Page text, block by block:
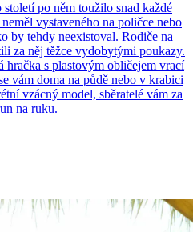
po něm toužilo snad každé
vystaveného na poličce nebo
by tehdy neexistoval. Rodiče na
za něj těžce vydobytými poukazy.
hračka s plastovým obličejem vrací
vám doma na půdě nebo v krabici
vzácný model, sběratelé vám za
na ruku.